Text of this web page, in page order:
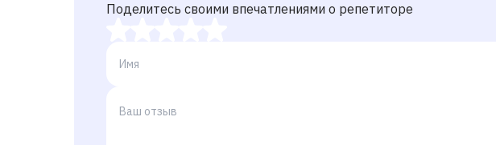
Поделитесь своими впечатлениями о репетиторе